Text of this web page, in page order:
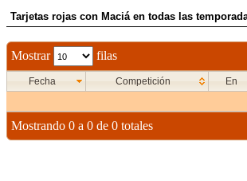
Tarjetas rojas con Maciá en todas las
Mostrar filas
Fecha Competición En
Mostrando 0 a 0 de 0 totales